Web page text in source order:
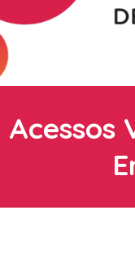
Acessos